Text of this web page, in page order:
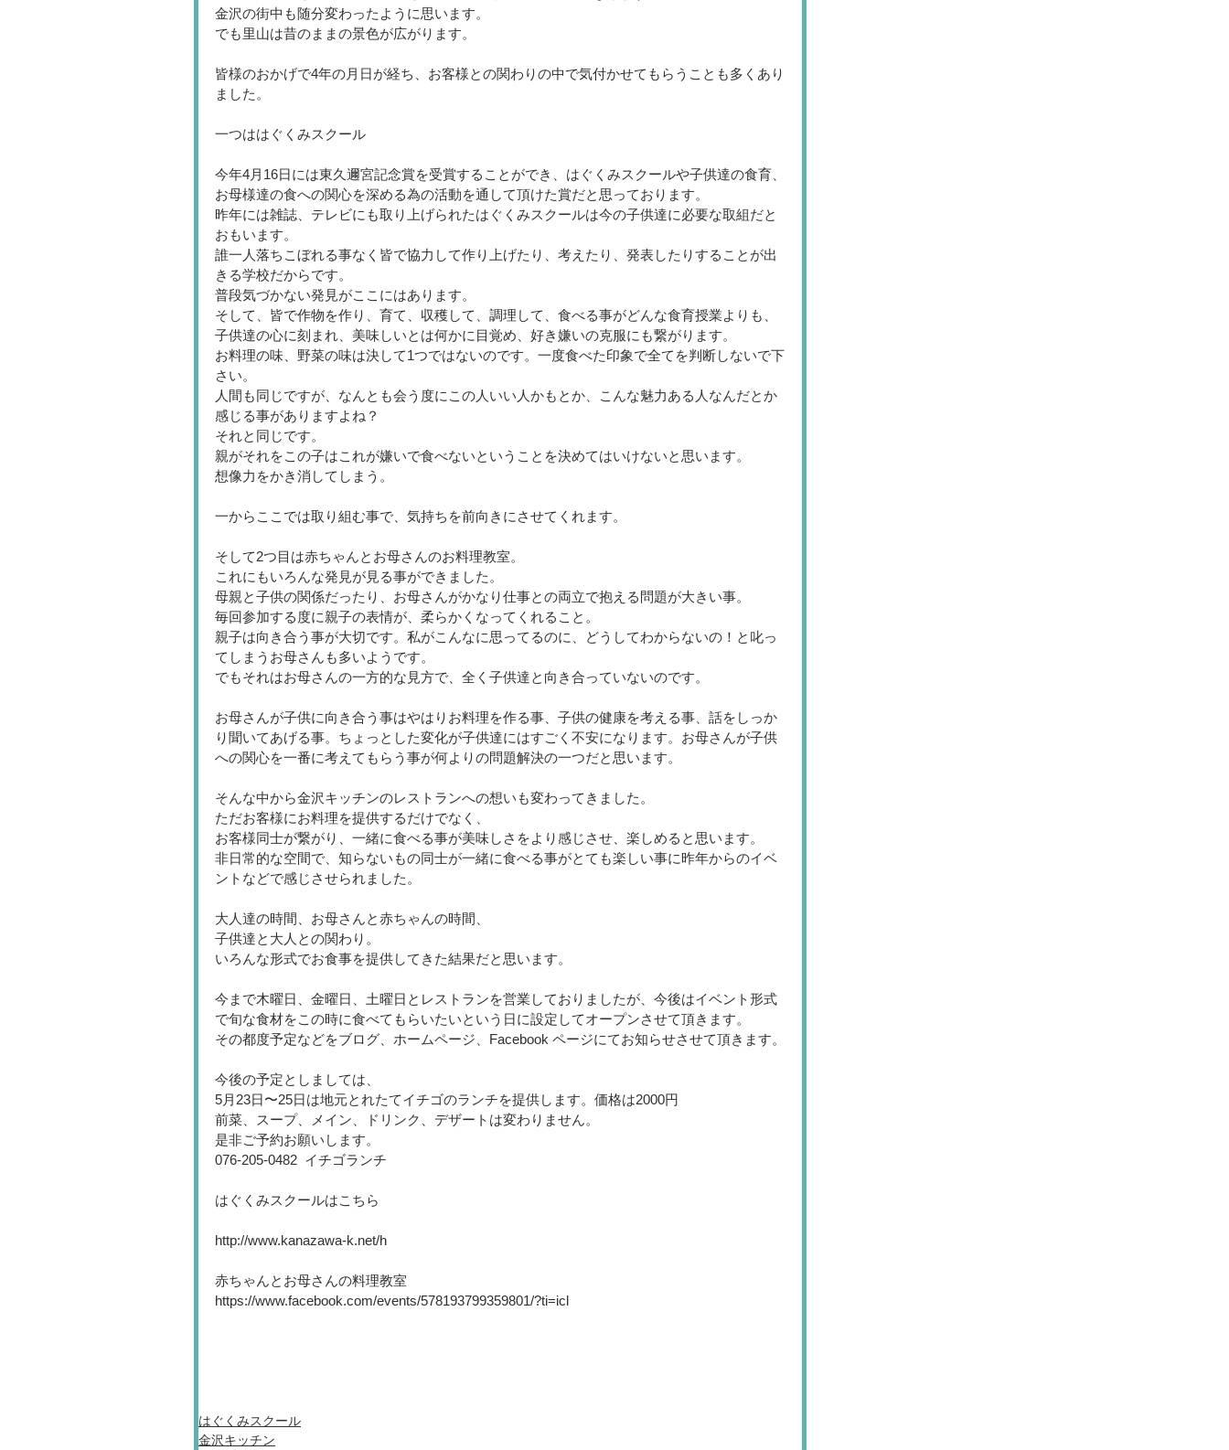
金沢の街中も随分変わったように思います。
でも里山は昔のままの景色が広がります。
皆様のおかげで4年の月日が経ち、お客様との関わりの中で気付かせてもらうことも多くあり
ました。
一つははぐくみスクール
今年4月16日には東久邇宮記念賞を受賞することができ、はぐくみスクールや子供達の食育、
お母様達の食への関心を深める為の活動を通して頂けた賞だと思っております。
昨年には雑誌、テレビにも取り上げられたはぐくみスクールは今の子供達に必要な取組だと
おもいます。
誰一人落ちこぼれる事なく皆で協力して作り上げたり、考えたり、発表したりすることが出
きる学校だからです。
普段気づかない発見がここにはあります。
そして、皆で作物を作り、育て、収穫して、調理して、食べる事がどんな食育授業よりも、
子供達の心に刻まれ、美味しいとは何かに目覚め、好き嫌いの克服にも繋がります。
お料理の味、野菜の味は決して1つではないのです。一度食べた印象で全てを判断しないで下
さい。
人間も同じですが、なんとも会う度にこの人いい人かもとか、こんな魅力ある人なんだとか
感じる事がありますよね？
それと同じです。
親がそれをこの子はこれが嫌いで食べないということを決めてはいけないと思います。
想像力をかき消してしまう。
一からここでは取り組む事で、気持ちを前向きにさせてくれます。
そして2つ目は赤ちゃんとお母さんのお料理教室。
これにもいろんな発見が見る事ができました。
母親と子供の関係だったり、お母さんがかなり仕事との両立で抱える問題が大きい事。
毎回参加する度に親子の表情が、柔らかくなってくれること。
親子は向き合う事が大切です。私がこんなに思ってるのに、どうしてわからないの！と叱っ
てしまうお母さんも多いようです。
でもそれはお母さんの一方的な見方で、全く子供達と向き合っていないのです。
お母さんが子供に向き合う事はやはりお料理を作る事、子供の健康を考える事、話をしっか
り聞いてあげる事。ちょっとした変化が子供達にはすごく不安になります。お母さんが子供
への関心を一番に考えてもらう事が何よりの問題解決の一つだと思います。
そんな中から金沢キッチンのレストランへの想いも変わってきました。
ただお客様にお料理を提供するだけでなく、
お客様同士が繋がり、一緒に食べる事が美味しさをより感じさせ、楽しめると思います。
非日常的な空間で、知らないもの同士が一緒に食べる事がとても楽しい事に昨年からのイベ
ントなどで感じさせられました。
大人達の時間、お母さんと赤ちゃんの時間、
子供達と大人との関わり。
いろんな形式でお食事を提供してきた結果だと思います。
今まで木曜日、金曜日、土曜日とレストランを営業しておりましたが、今後はイベント形式
で旬な食材をこの時に食べてもらいたいという日に設定してオープンさせて頂きます。
その都度予定などをブログ、ホームページ、Facebook ページにてお知らせさせて頂きます。
今後の予定としましては、
5月23日〜25日は地元とれたてイチゴのランチを提供します。価格は2000円
前菜、スープ、メイン、ドリンク、デザートは変わりません。
是非ご予約お願いします。
076-205-0482  イチゴランチ
はぐくみスクールはこちら
http://www.kanazawa-k.net/h
赤ちゃんとお母さんの料理教室
https://www.facebook.com/events/578193799359801/?ti=icl
はぐくみスクール
金沢キッチン